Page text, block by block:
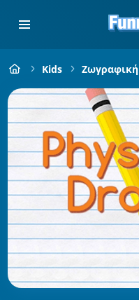
Kids Ζωγραφική